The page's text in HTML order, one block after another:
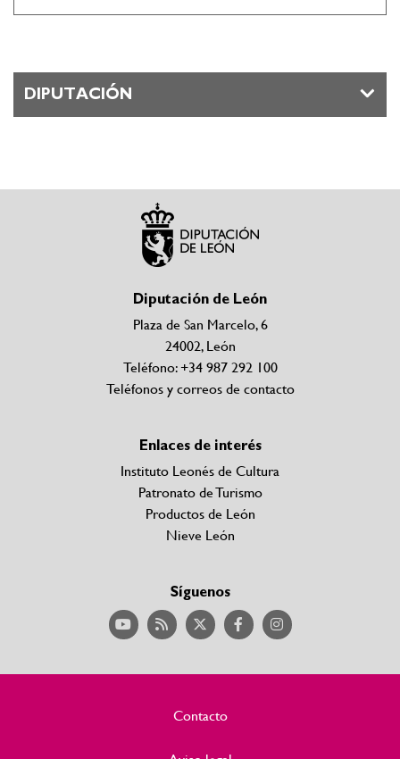
DIPUTACIÓN
Diputación de León
Plaza de San Marcelo, 6
24002, León
Teléfono: +34 987 292 100
Teléfonos y correos de contacto
Enlaces de interés
Instituto Leonés de Cultura
Patronato de Turismo
Productos de León
Nieve León
Síguenos
Contacto